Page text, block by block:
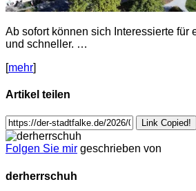
Ab sofort können sich Interessierte
und schneller. …
[mehr]
Artikel teilen
Link Copied!
Folgen Sie mir geschrieben von
derherrschuh